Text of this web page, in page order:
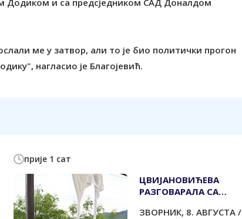
Додиком и са предсједником САД Доналдом
ме у затвор, али то је био политички прогон
нагласио је Благојевић.
прије 1 сат
ЦВИЈАНОВИЋЕВА
РАЗГОВАРАЛА СА
ЗВОРНИК, 8. АВГУСТА /